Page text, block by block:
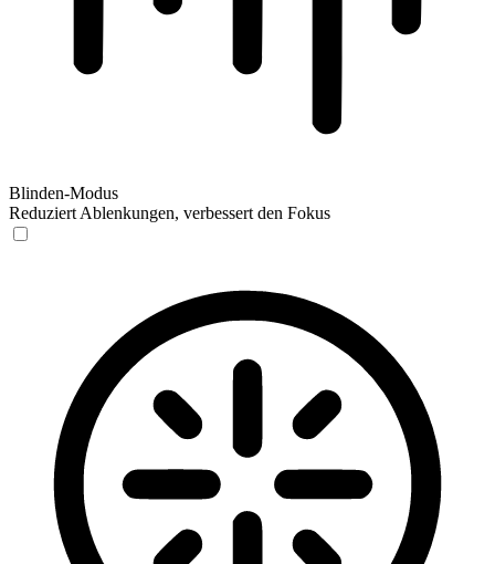
Blinden-Modus
Reduziert Ablenkungen, verbessert den Fokus